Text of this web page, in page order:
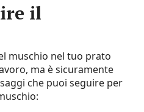
il
muschio nel tuo prato
ma è sicuramente
che puoi seguire per